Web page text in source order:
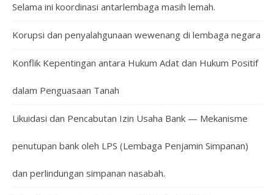
Selama ini koordinasi antarlembaga masih lemah.
Korupsi dan penyalahgunaan wewenang di lembaga negara
Konflik Kepentingan antara Hukum Adat dan Hukum Positif
dalam Penguasaan Tanah
Likuidasi dan Pencabutan Izin Usaha Bank — Mekanisme
penutupan bank oleh LPS (Lembaga Penjamin Simpanan)
dan perlindungan simpanan nasabah.